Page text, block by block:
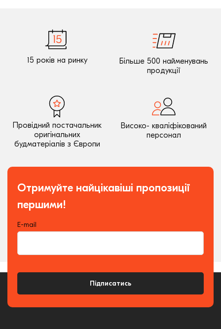
15 років на ринку
Більше 500 найменувань
продукції
Провідний постачальник
оригінальних
будматеріалів з Європи
Високо- кваліфікований
персонал
Отримуйте найцікавіші пропозиції
першими!
E-mail
Підписатись